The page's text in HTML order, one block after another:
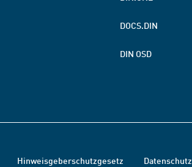
DOCS.DIN
DIN OSD
Hinweisgeberschutzgesetz Datenschutz